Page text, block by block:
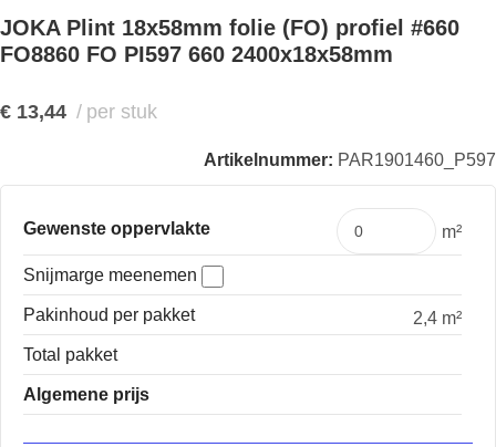
JOKA Plint 18x58mm folie (FO) profiel #660
FO8860 FO PI597 660 2400x18x58mm
€ 13,44 per stuk
Artikelnummer: PAR1901460_P597
Gewenste oppervlakte m²
Snijmarge meenemen
Pakinhoud per pakket
2,4 m²
Total pakket
Algemene prijs